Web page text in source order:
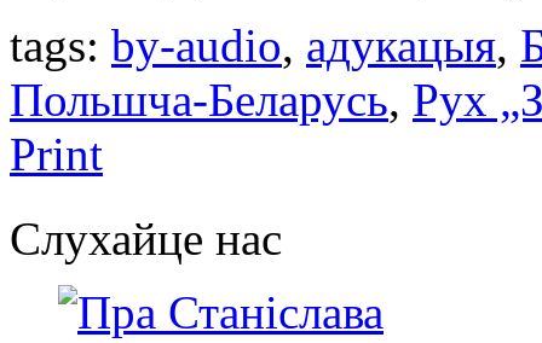
tags: by-audio, адукацыя,
Польшча-Беларусь, Рух
Print
Слухайце нас